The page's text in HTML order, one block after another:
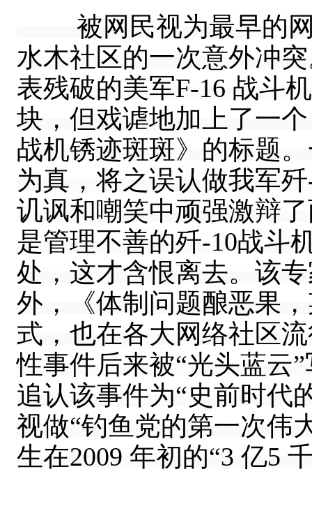
被网民视为最早的网
水木社区的一次意外冲
表残破的美军F-16 战斗
块，但戏谑地加上了一
战机锈迹斑斑》的标题
为真，将之误认做我军
讥讽和嘲笑中顽强激辩
是管理不善的歼-10战斗
处，这才含恨离去。该
外，《体制问题酿恶果
式，也在各大网络社区
性事件后来被“光头蓝云
追认该事件为“史前时代
视做“钓鱼党的第一次伟
生在2009 年初的“3 亿5